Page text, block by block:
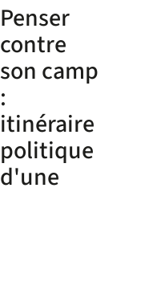
Penser
contre
son camp
:
itinéraire
politique
d'une